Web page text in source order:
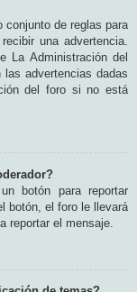
conjunto de reglas para
una advertencia.
La Administración del
advertencias dadas
del foro si no está
botón para reportar
botón, el foro le llevará
reportar el mensaje.